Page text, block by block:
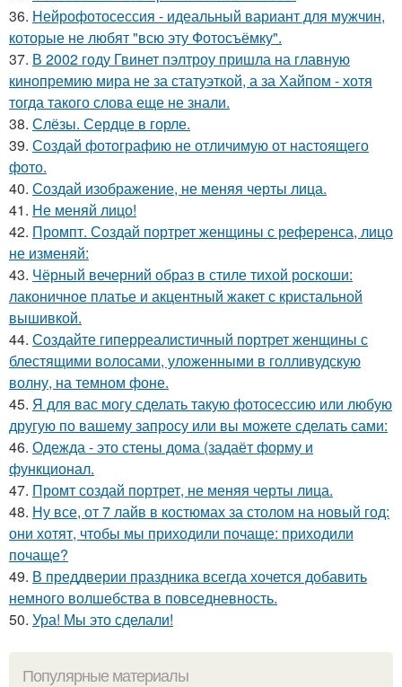
36. Нейрофотосессия - идеальный вариант для мужчин,
которые не любят "всю эту Фотосъёмку".
37. В 2002 году Гвинет пэлтроу пришла на главную
кинопремию мира не за статуэткой, а за Хайпом - хотя
тогда такого слова еще не знали.
38. Слёзы. Сердце в горле.
39. Создай фотографию не отличимую от настоящего
фото.
40. Создай изображение, не меняя черты лица.
41. Не меняй лицо!
42. Промпт. Создай портрет женщины с референса, лицо
не изменяй:
43. Чёрный вечерний образ в стиле тихой роскоши:
лаконичное платье и акцентный жакет с кристальной
вышивкой.
44. Создайте гиперреалистичный портрет женщины с
блестящими волосами, уложенными в голливудскую
волну, на темном фоне.
45. Я для вас могу сделать такую фотосессию или любую
другую по вашему запросу или вы можете сделать сами:
46. Одежда - это стены дома (задаёт форму и
функционал.
47. Промт создай портрет, не меняя черты лица.
48. Ну все, от 7 лайв в костюмах за столом на новый год:
они хотят, чтобы мы приходили почаще: приходили
почаще?
49. В преддверии праздника всегда хочется добавить
немного волшебства в повседневность.
50. Ура! Мы это сделали!
Популярные материалы